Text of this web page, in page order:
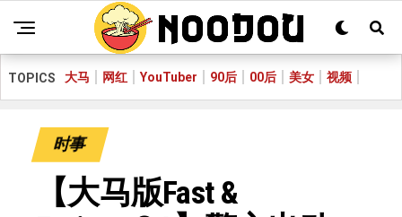
TOPICS 大马 网红 YouTuber 90后 00后 美女 视频
时事
【大马版Fast &